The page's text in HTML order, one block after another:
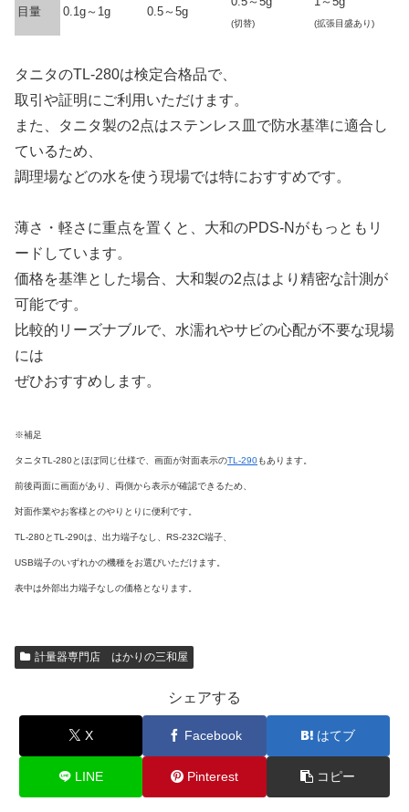
目量 0.1g～1g 0.5～5g
(切替) (拡張目盛あり)
タニタのTL-280は検定合格品で、
取引や証明にご利用いただけます。
また、タニタ製の2点はステンレス皿で防水基準に適合し
ているため、
調理場などの水を使う現場では特におすすめです。
薄さ・軽さに重点を置くと、大和のPDS-Nがもっともリ
ードしています。
価格を基準とした場合、大和製の2点はより精密な計測が
可能です。
比較的リーズナブルで、水濡れやサビの心配が不要な現場
には
ぜひおすすめします。
※補足
タニタTL-280とほぼ同じ仕様で、画面が対面表示のTL-290もあります。
前後両面に画面があり、両側から表示が確認できるため、
対面作業やお客様とのやりとりに便利です。
TL-280とTL-290は、出力端子なし、RS-232C端子、
USB端子のいずれかの機種をお選びいただけます。
表中は外部出力端子なしの価格となります。
計量器専門店 はかりの三和屋
シェアする
X Facebook はてブ
LINE Pinterest コピー